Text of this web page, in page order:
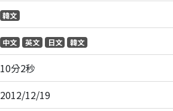
韓文
中文 英文 日文 韓文
10分2秒
2012/12/19